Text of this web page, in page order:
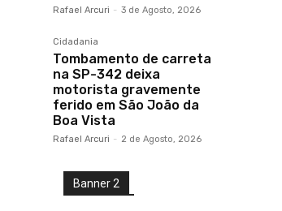
Rafael Arcuri - 3 de Agosto, 2026
Cidadania
Tombamento de carreta
na SP-342 deixa
motorista gravemente
ferido em São João da
Boa Vista
Rafael Arcuri - 2 de Agosto, 2026
Banner 2